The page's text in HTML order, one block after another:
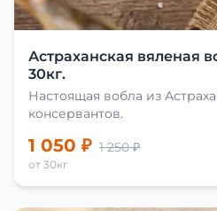
Астраханская вяленая
30кг.
Настоящая вобла из
консервантов.
1 050 ₽ 1 250 ₽
от 30кг